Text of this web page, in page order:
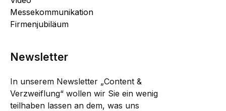
Messekommunikation
Firmenjubiläum
Newsletter
In unserem Newsletter „Content &
Verzweiflung“ wollen wir Sie ein wenig
teilhaben lassen an dem, was uns